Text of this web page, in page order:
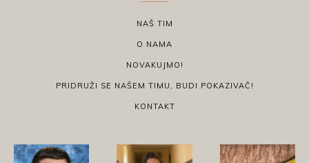
NAŠ TIM
O NAMA
NOVAKUJMO!
PRIDRUŽI SE NAŠEM TIMU, BUDI POKAZIVAČ!
KONTAKT